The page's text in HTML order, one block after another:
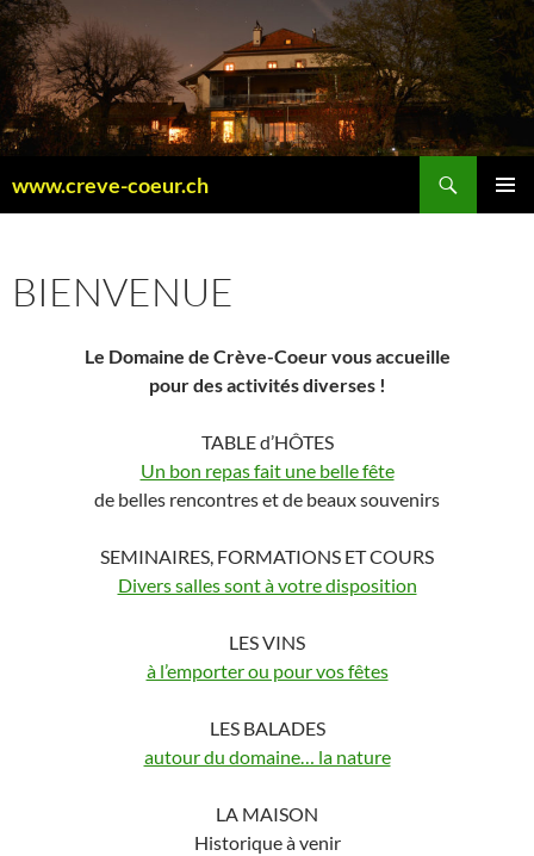
Aller
au
contenu
www.creve-coeur.ch
BIENVENUE
Le Domaine de Crève-Coeur vous accueille
pour des activités diverses !
TABLE d’HÔTES
Un bon repas fait une belle fête
de belles rencontres et de beaux souvenirs
SEMINAIRES, FORMATIONS ET COURS
Divers salles sont à votre disposition
LES VINS
à l’emporter ou pour vos fêtes
LES BALADES
autour du domaine… la nature
LA MAISON
Historique à venir